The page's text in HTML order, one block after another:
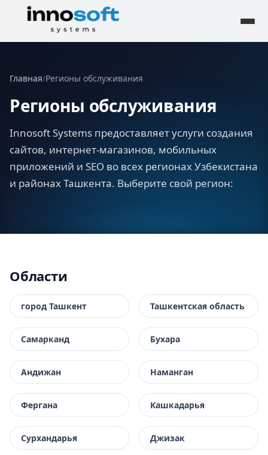
Главная/Регионы обслуживания
Регионы обслуживания
Innosoft Systems предоставляет услуги создания
сайтов, интернет-магазинов, мобильных
приложений и SEO во всех регионах Узбекистана
и районах Ташкента. Выберите свой регион:
Области
город Ташкент Ташкентская область
Самарканд Бухара
Андижан Наманган
Фергана Кашкадарья
Сурхандарья Джизак